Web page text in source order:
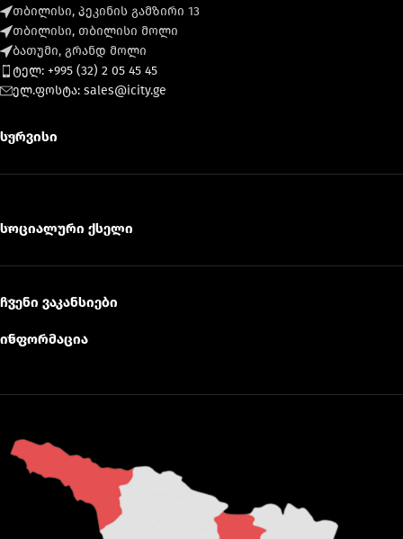
თბილისი, პეკინის გამზირი 13
თბილისი, თბილისი მოლი
ბათუმი, გრანდ მოლი
ტელ: +995 (32) 2 05 45 45
ელ.ფოსტა: sales@icity.ge
სერვისი
სოციალური ქსელი
ჩვენი ვაკანსიები
ინფორმაცია